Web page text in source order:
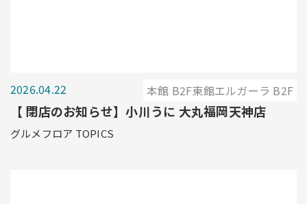
2026.04.22 本館 B2F東館エルガーラ B2F
【 閉店のお知らせ】小川うに 大丸福岡天神店
グルメフロア TOPICS